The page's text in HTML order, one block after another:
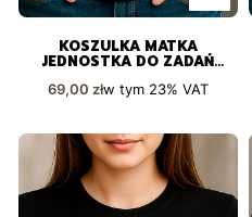
KOSZULKA MATKA
JEDNOSTKA DO ZADAŃ
DLA NIEJ
Cena brutto
69,00 złw tym 23%VAT